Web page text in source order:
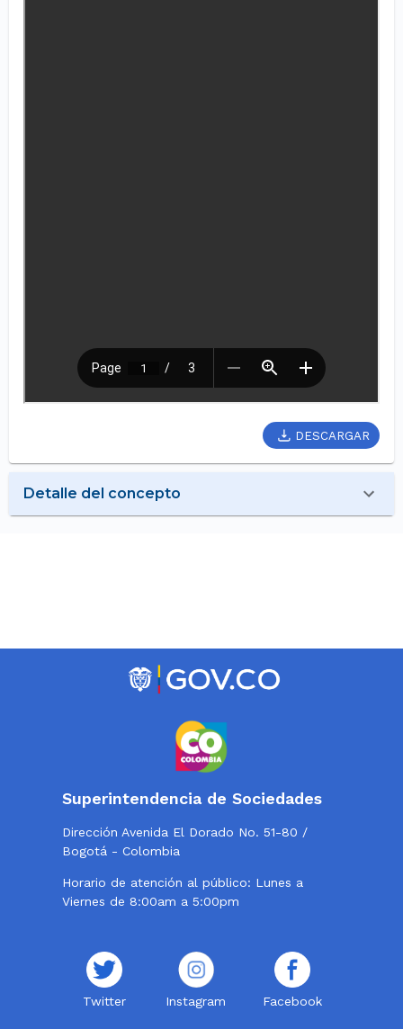
DESCARGAR
Detalle del concepto
Superintendencia de Sociedades
Dirección Avenida El Dorado No. 51-80 /
Bogotá - Colombia
Horario de atención al público: Lunes a
Viernes de 8:00am a 5:00pm
Twitter Instagram Facebook